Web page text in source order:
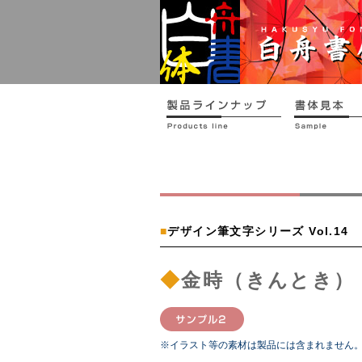
■デザイン筆文字シリーズ Vol.14
◆金時（きんとき）
※イラスト等の素材は製品には含まれません